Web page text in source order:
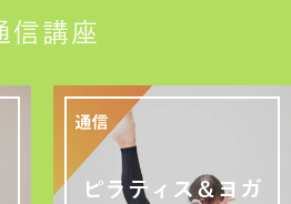
信講座
ピラティス＆ヨガ